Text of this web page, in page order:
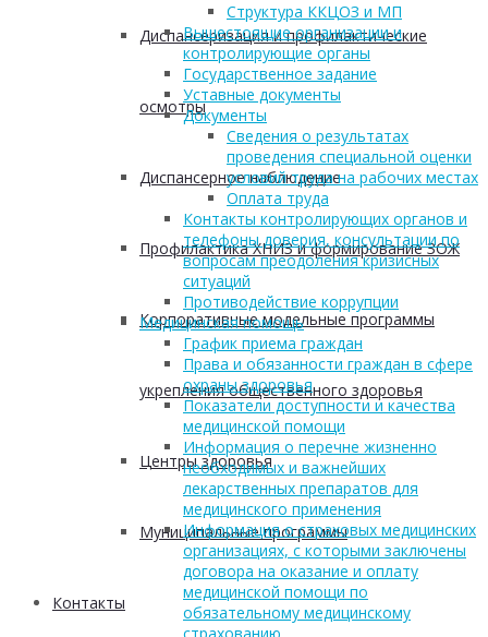
Диспансеризация и профилактические
осмотры
Диспансерное наблюдение
Профилактика ХНИЗ и формирование ЗОЖ
Корпоративные модельные программы
укрепления общественного здоровья
Центры здоровья
Муниципальные программы
Контакты
Структура ККЦОЗ и МП
Вышестоящие организации и
контролирующие органы
Государственное задание
Уставные документы
Документы
Сведения о результатах
проведения специальной оценки
условий труда на рабочих местах
Оплата труда
Контакты контролирующих органов и
телефоны доверия, консультации по
вопросам преодоления кризисных
ситуаций
Противодействие коррупции
Медицинская помощь
График приема граждан
Права и обязанности граждан в сфере
охраны здоровья
Показатели доступности и качества
медицинской помощи
Информация о перечне жизненно
необходимых и важнейших
лекарственных препаратов для
медицинского применения
Информация о страховых медицинских
организациях, с которыми заключены
договора на оказание и оплату
медицинской помощи по
обязательному медицинскому